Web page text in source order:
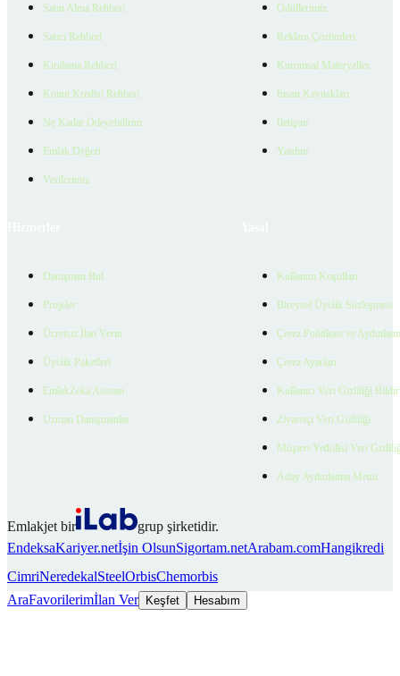
Satın Alma Rehberi
Satıcı Rehberi
Kiralama Rehberi
Konut Kredisi Rehberi
Ne Kadar Ödeyebilirim
Emlak Değeri
Verilerimiz
Ödüllerimiz
Reklam Çözümleri
Kurumsal Materyaller
İnsan Kaynakları
İletişim
Yardım
Danışman Bul
Projeler
Ücretsiz İlan Verin
Üyelik Paketleri
EmlakZeka Asistan
Uzman Danışmanlar
Kullanım Koşulları
Bireysel Üyelik Sözleşmesi
Çerez Politikası ve
Çerez Ayarları
Kullanıcı Veri Gizliliği
Ziyaretçi Veri Gizliliği
Müşteri Yetkilisi Veri
Aday Aydınlatma Metni
Emlakjet bir
grup şirketidir.
EndeksaKariyer.netİşin OlsunSigortam.netArabam.comHangikredi
CimriNeredekalSteelOrbisChemorbis
AraFavorilerimİlan Ver Keşfet Hesabım